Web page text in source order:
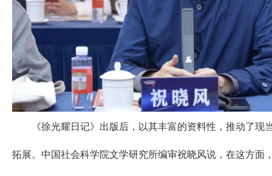
《徐光耀日记》出版后，以其丰富的资料性，推动了现
拓展。中国社会科学院文学研究所编审祝晓风说，在这方面